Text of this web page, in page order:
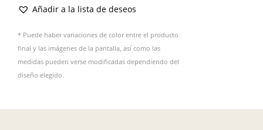
Añadir a la lista de deseos
* Puede haber variaciones de color entre el producto
final y las imágenes de la pantalla, así como las
medidas pueden verse modificadas dependiendo del
diseño elegido.